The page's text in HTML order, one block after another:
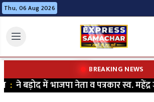
Thu, 06 Aug 2026
BREAKING NEWS
:ने बड़ोद में भाजपा नेता व पत्रकार स्व. महेंद्र